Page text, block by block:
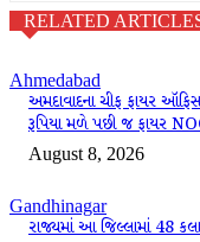
RELATED
Ahmedabad
અમદાવાદના ચીફ ફાયર
રૂપિયા મળે પછી જ ફાયર
August 8, 2026
Gandhinagar
રાજ્યમાં આ જિલ્લામાં 48